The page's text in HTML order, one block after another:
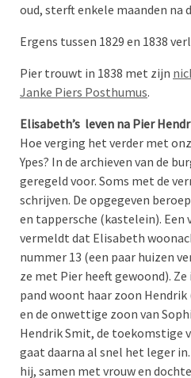
oud, sterft enkele maanden na
Ergens tussen 1829 en 1838
Pier trouwt in 1838 met zijn
Janke Piers Posthumus.
Elisabeth’s leven na Pier
Hoe verging het verder met
Ypes? In de archieven van de
geregeld voor. Soms met de
schrijven. De opgegeven
en tappersche (kastelein). Een
vermeldt dat Elisabeth
nummer 13 (een paar huizen
ze met Pier heeft gewoond).
pand woont haar zoon Hendrik
en de onwettige zoon van
Hendrik Smit, de toekomstige
gaat daarna al snel het leger
hij, samen met vrouw en